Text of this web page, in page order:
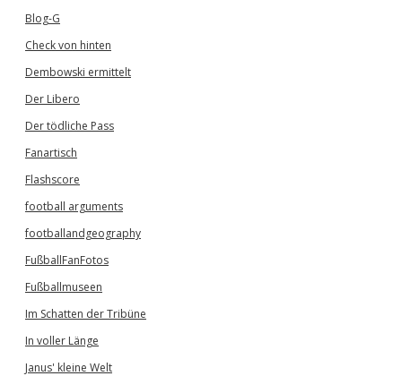
Blog-G
Check von hinten
Dembowski ermittelt
Der Libero
Der tödliche Pass
Fanartisch
Flashscore
football arguments
footballandgeography
FußballFanFotos
Fußballmuseen
Im Schatten der Tribüne
In voller Länge
Janus' kleine Welt